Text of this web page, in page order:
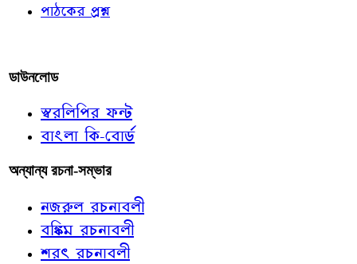
পাঠকের প্রশ্ন
ডাউনলোড
স্বরলিপির ফন্ট
বাংলা কি-বোর্ড
অন্যান্য রচনা-সম্ভার
নজরুল রচনাবলী
বঙ্কিম রচনাবলী
শরৎ রচনাবলী